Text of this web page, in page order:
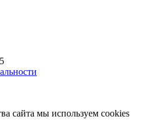
сайта мы используем cookies